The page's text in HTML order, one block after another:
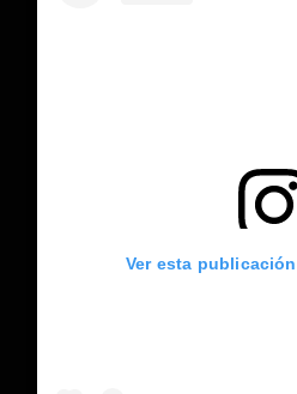
Ver esta